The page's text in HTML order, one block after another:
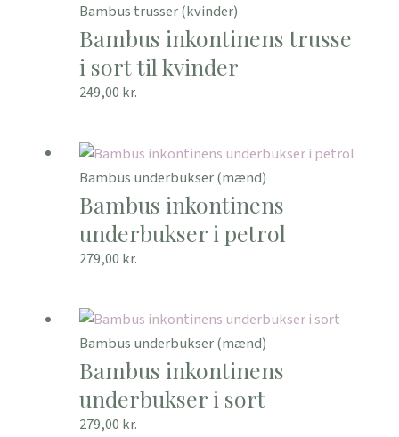
Bambus trusser (kvinder)
Bambus inkontinens trusse
i sort til kvinder
249,00 kr.
Bambus underbukser (mænd)
Bambus inkontinens
underbukser i petrol
279,00 kr.
Bambus underbukser (mænd)
Bambus inkontinens
underbukser i sort
279,00 kr.